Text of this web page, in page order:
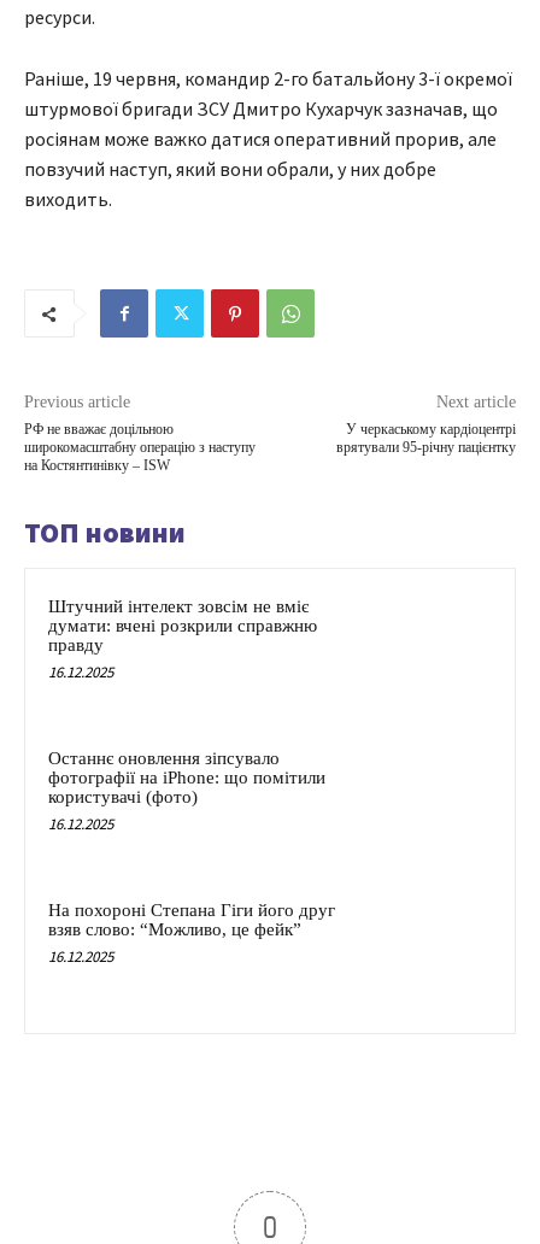
ресурси.
Раніше, 19 червня, командир 2-го батальйону 3-ї окремої
штурмової бригади ЗСУ Дмитро Кухарчук зазначав, що
росіянам може важко датися оперативний прорив, але
повзучий наступ, який вони обрали, у них добре
виходить.
Previous article
РФ не вважає доцільною
широкомасштабну операцію з наступу
на Костянтинівку – ISW
Next article
У черкаському кардіоцентрі
врятували 95-річну пацієнтку
ТОП новини
Штучний інтелект зовсім не вміє
думати: вчені розкрили справжню
правду
16.12.2025
Останнє оновлення зіпсувало
фотографії на iPhone: що помітили
користувачі (фото)
16.12.2025
На похороні Степана Гіги його друг
взяв слово: “Можливо, це фейк”
16.12.2025
0